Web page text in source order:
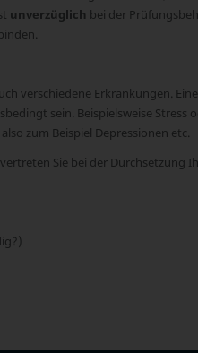
unverzüglich bei der
verschiedene Erkrankungen.
sein. Beispielsweise Stress
zum Beispiel Depressionen etc.
Sie bei der Durchsetzung